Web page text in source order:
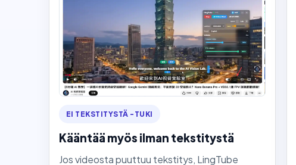
EI TEKSTITYSTÄ -TUKI
Kääntää myös ilman tekstitystä
Jos videosta puuttuu tekstitys, LingTube